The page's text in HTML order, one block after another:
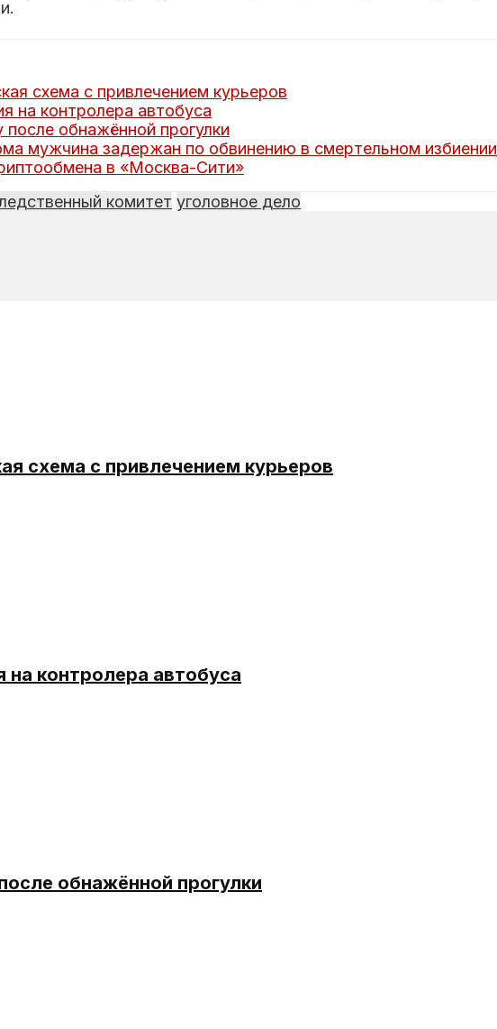
схема с привлечением курьеров
на контролера автобуса
обнажённой прогулки
мужчина задержан по обвинению в смертельном избиении
в «Москва-Сити»
комитет уголовное дело
схема с привлечением курьеров
на контролера автобуса
обнажённой прогулки